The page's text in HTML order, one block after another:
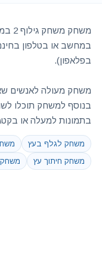
במחשב או בטלפון
בפלאפון).
משחק מעולה לאנשים
בנוסף למשחק תוכלו
בתמונות למעלה או
משחק לגלף בעץ
משחק חיתוך עץ
משחק